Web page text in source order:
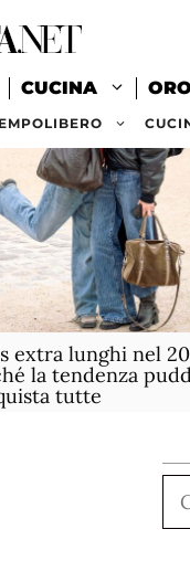
CUCINA
extra lunghi nel
la tendenza
tutte